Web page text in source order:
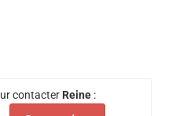
contacter Reine: